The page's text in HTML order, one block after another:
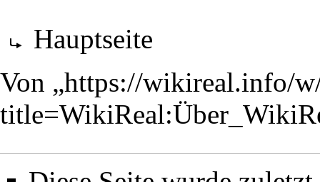
Hauptseite
Von „https://wikireal.info/